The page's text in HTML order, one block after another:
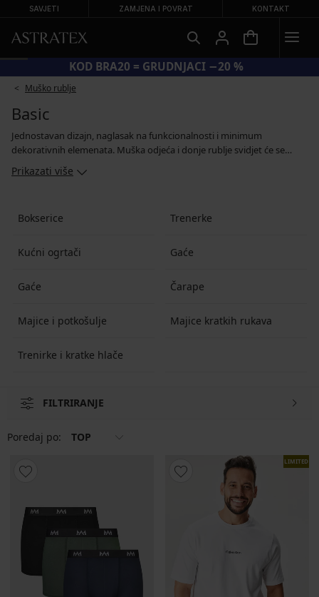
SAVJETI ZAMJENA I POVRAT KONTAKT
KOD BRA20 = GRUDNJACI −20 %
Muško rublje
Basic
Jednostavan dizajn, naglasak na funkcionalnosti i minimum
dekorativnih elemenata. Muška odjeća i donje rublje svidjet će se
svakom muškarcu koji u modi ne podnosi prepoznatljive komade. U
našoj ponudi ćete pronaći osnovne muške bokserice, gaćice, čarape,
odabrati među osnovnim modelima.
Prikazati više
Bokserice Trenerke
Kućni ogrtači Gaće
Gaće Čarape
Majice i potkošulje Majice kratkih rukava
Trenirke i kratke hlače
FILTRIRANJE
Poredaj po: TOP
LIMITED